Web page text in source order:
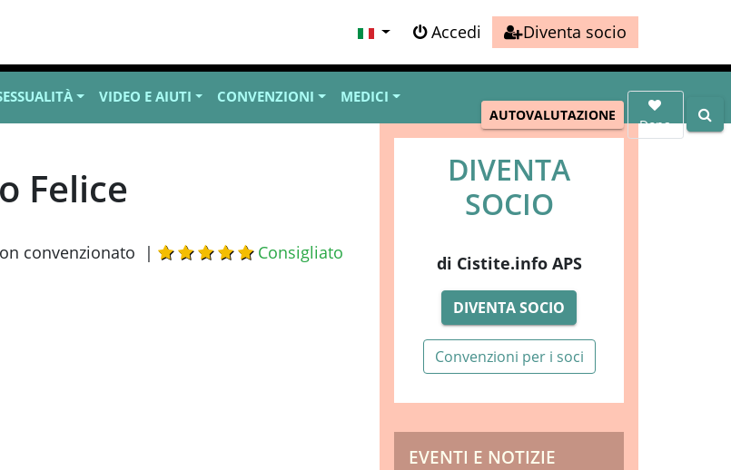
Accedi Diventa socio
VIDEO E AIUTI CONVENZIONI
MEDICI
AUTOVALUTAZIONE
Dona
Felice
convenzionato |
Consigliato
DIVENTA
SOCIO
di Cistite.info APS
DIVENTA SOCIO
Convenzioni per i soci
EVENTI E NOTIZIE